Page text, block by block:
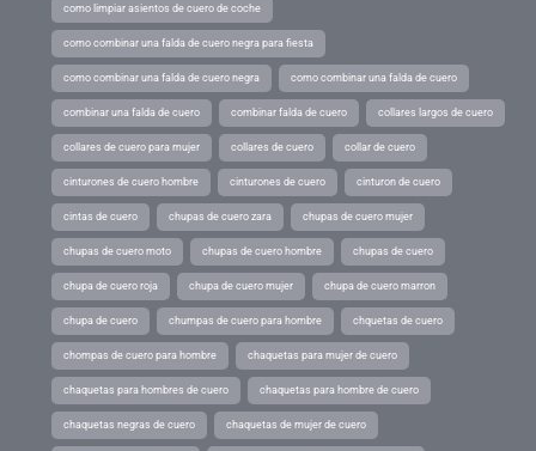
como limpiar asientos de cuero de coche
como combinar una falda de cuero negra para fiesta
como combinar una falda de cuero negra como combinar una falda de cuero
combinar una falda de cuero combinar falda de cuero collares largos de cuero
collares de cuero para mujer collares de cuero collar de cuero
cinturones de cuero hombre cinturones de cuero cinturon de cuero
cintas de cuero chupas de cuero zara chupas de cuero mujer
chupas de cuero moto chupas de cuero hombre chupas de cuero
chupa de cuero roja chupa de cuero mujer chupa de cuero marron
chupa de cuero chumpas de cuero para hombre chquetas de cuero
chompas de cuero para hombre chaquetas para mujer de cuero
chaquetas para hombres de cuero chaquetas para hombre de cuero
chaquetas negras de cuero chaquetas de mujer de cuero